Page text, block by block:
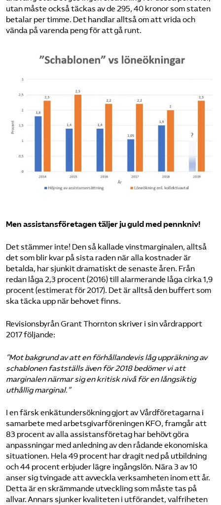
utan måste också täckas av de 295, 40 kronor som staten
betalar per timme. Det handlar alltså om att vrida och
vända på varenda peng för att gå runt.
Men assistans­företagen täljer ju guld med pennkniv!
Det stämmer inte! Den så kallade vinstmarginalen, alltså
det som blir kvar på sista raden när alla kostnader är
betalda, har sjunkit dramatiskt de senaste åren. Från
redan låga 2,3 procent (2016) till alarmerande låga cirka 1,9
procent (estimerat för 2017). Det är alltså den buffert som
ska täcka upp när behovet finns.
Revisionsbyrån Grant Thornton skriver i sin vård­rapport
2017 följande:
”Mot bakgrund av att en förhållandevis låg uppräkning av
schablonen fastställs även för 2018 bedömer vi att
marginalen närmar sig en kritisk nivå för en långsiktig
uthållig marginal.”
I en färsk enkät­undersökning gjort av Vård­företagarna i
samarbete med arbetsgivarföreningen KFO, framgår att
83 procent av alla assistans­företag har behövt göra
anpassningar med anledning av den rådande ekonomiska
situationen. Hela 49 procent har dragit ned på utbildning
och 44 procent erbjuder lägre ingångslön. Nära 3 av 10
anser sig tvingade att avveckla verksamheten inom ett år.
Detta är en skrämmande utveckling som måste tas på
allvar. Annars sjunker kvaliteten i utförandet, valfriheten